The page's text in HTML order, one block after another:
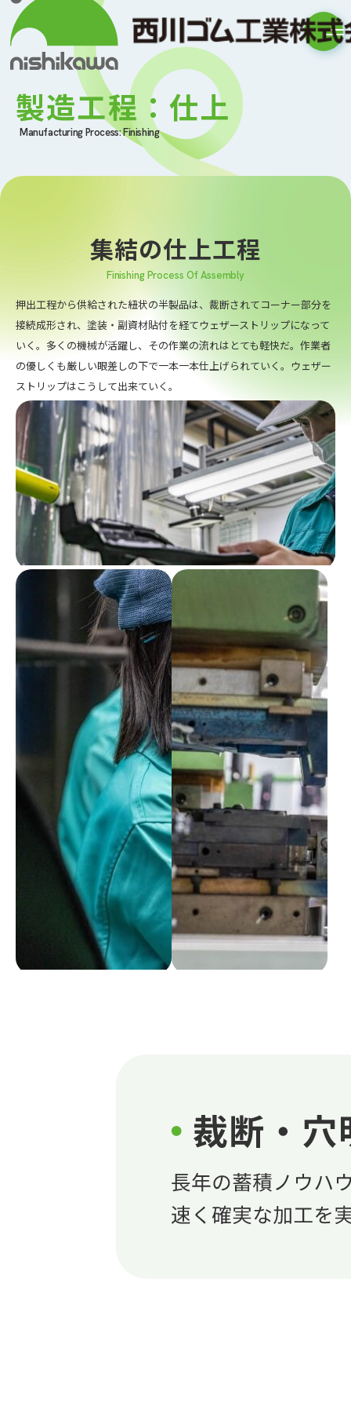
製造工程：仕上
Manufacturing Process: Finishing
集結の仕上工程
Finishing Process Of Assembly
押出工程から供給された紐状の半製品は、裁断されてコーナー部分を
接続成形され、塗装・副資材貼付を経てウェザーストリップになって
いく。 多くの機械が活躍し、その作業の流れはとても軽快だ。作業者
の優しくも厳しい眼差しの下で一本一本仕上げられていく。ウェザー
ストリップはこうして出来ていく。